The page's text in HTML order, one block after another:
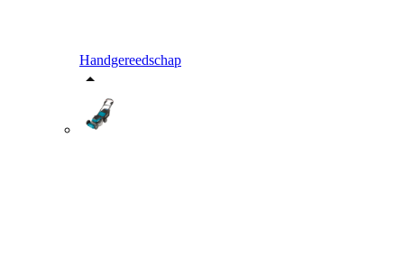
Handgereedschap